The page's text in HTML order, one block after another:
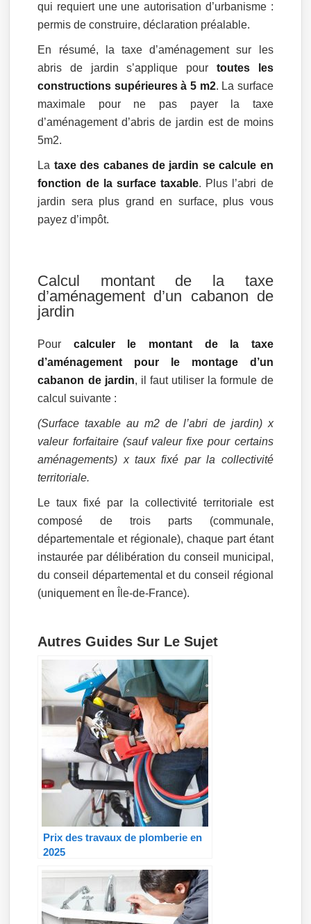
qui requiert une une autorisation d’urbanisme :
permis de construire, déclaration préalable.
En résumé, la taxe d’aménagement sur les
abris de jardin s’applique pour toutes les
constructions supérieures à 5 m2. La surface
maximale pour ne pas payer la taxe
d’aménagement d’abris de jardin est de moins
5m2.
La taxe des cabanes de jardin se calcule en
fonction de la surface taxable. Plus l’abri de
jardin sera plus grand en surface, plus vous
payez d’impôt.
Calcul montant de la taxe
d’aménagement d’un cabanon de
jardin
Pour calculer le montant de la taxe
d’aménagement pour le montage d’un
cabanon de jardin, il faut utiliser la formule de
calcul suivante :
(Surface taxable au m2 de l’abri de jardin) x
valeur forfaitaire (sauf valeur fixe pour certains
aménagements) x taux fixé par la collectivité
territoriale.
Le taux fixé par la collectivité territoriale est
composé de trois parts (communale,
départementale et régionale), chaque part étant
instaurée par délibération du conseil municipal,
du conseil départemental et du conseil régional
(uniquement en Île-de-France).
Autres Guides Sur Le Sujet
Prix des travaux de plomberie en
2025